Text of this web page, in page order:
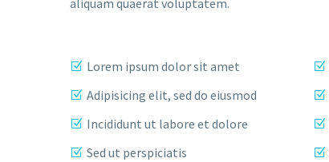
Lorem ipsum dolor sit amet
Adipisicing elit, sed do eiusmod
Incididunt ut labore et dolore
Sed ut perspiciatis